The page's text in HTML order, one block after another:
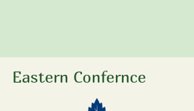
Eastern Confernce